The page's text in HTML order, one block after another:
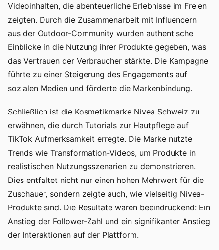
Videoinhalten, die abenteuerliche Erlebnisse im Freien
zeigten. Durch die Zusammenarbeit mit Influencern
aus der Outdoor-Community wurden authentische
Einblicke in die Nutzung ihrer Produkte gegeben, was
das Vertrauen der Verbraucher stärkte. Die Kampagne
führte zu einer Steigerung des Engagements auf
sozialen Medien und förderte die Markenbindung.
Schließlich ist die Kosmetikmarke Nivea Schweiz zu
erwähnen, die durch Tutorials zur Hautpflege auf
TikTok Aufmerksamkeit erregte. Die Marke nutzte
Trends wie Transformation-Videos, um Produkte in
realistischen Nutzungsszenarien zu demonstrieren.
Dies entfaltet nicht nur einen hohen Mehrwert für die
Zuschauer, sondern zeigte auch, wie vielseitig Nivea-
Produkte sind. Die Resultate waren beeindruckend: Ein
Anstieg der Follower-Zahl und ein signifikanter Anstieg
der Interaktionen auf der Plattform.